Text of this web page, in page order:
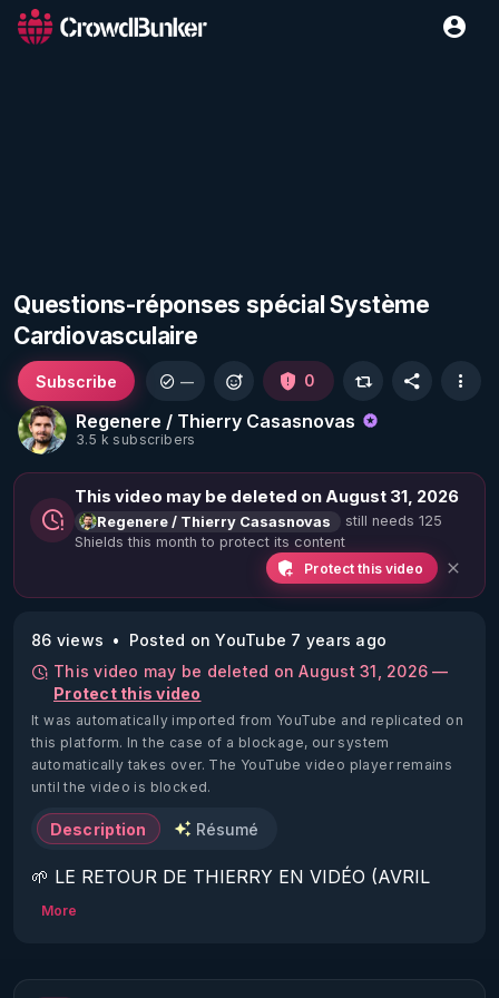
Questions-réponses spécial Système
Cardiovasculaire
Regenere / Thierry Casasnovas
3.5 k subscribers
Subscribe — 0
This video may be deleted on August 31, 2026
Regenere / Thierry Casasnovas
still needs 125
Shields this month to protect its content
Protect this video
86 views
Posted on YouTube 7 years ago
This video may be deleted on August 31, 2026 —
Protect this video
It was automatically imported from YouTube and replicated on
this platform. In the case of a blockage, our system
automatically takes over. The YouTube video player remains
until the video is blocked.
Description Résumé
🌱 LE RETOUR DE THIERRY EN VIDÉO (AVRIL
2022)!
https://www.rgnr.fr/presentation.html
More